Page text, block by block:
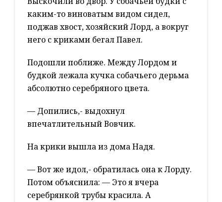
каким-то виноватым видом сидел,
поджав хвост, хозяйский Лорд, а вокруг
него с криками бегал Павел.
Подошли поближе. Между Лордом и
будкой лежала кучка собачьего дерьма
абсолютно серебряного цвета.
— Допились,- выдохнул
впечатлительный Вовчик.
На крики вышла из дома Надя.
— Вот же идол,- обратилась она к Лорду.
Потом объяснила: — Это я вчера
серебрянкой трубы красила. А